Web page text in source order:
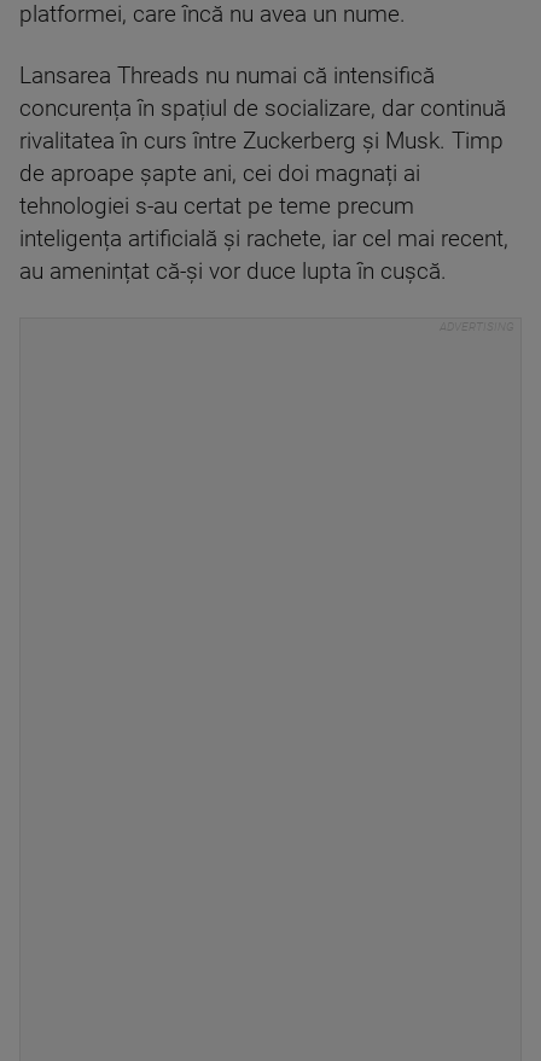
platformei, care încă nu avea un nume.
Lansarea Threads nu numai că intensifică
concurența în spațiul de socializare, dar continuă
rivalitatea în curs între Zuckerberg și Musk. Timp
de aproape șapte ani, cei doi magnați ai
tehnologiei s-au certat pe teme precum
inteligența artificială și rachete, iar cel mai recent,
au amenințat că-și vor duce lupta în cușcă.